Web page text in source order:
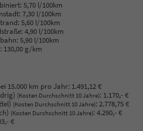
5,70 l/100km
7,30 l/100km
5,60 l/100km
4,90 l/100km
5,90 l/100km
130,00 g/km
15.000 km pro Jahr: 1.491,12 €
(Kosten Durchschnitt 10 Jahre): 1.170,- €
(Kosten Durchschnitt 10 Jahre): 2.778,75 €
(Kosten Durchschnitt 10 Jahre): 4.290,- €
€